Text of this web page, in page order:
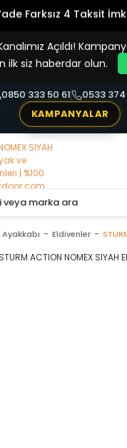
Farksız 4 Taksit
Açıldı!
ilk siz haberdar olun.
0850 333 50 61
0533 374
KAMPANYALAR
Eldivenler